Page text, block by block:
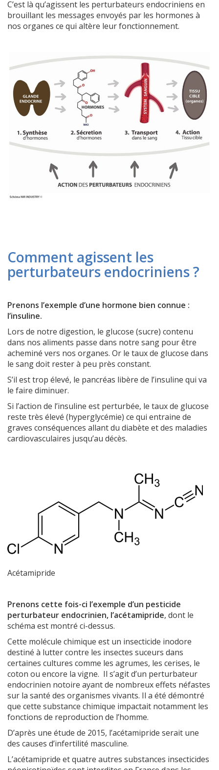
C’est là qu’agissent les perturbateurs endocriniens en
brouillant les messages envoyés par les hormones à
nos organes ce qui altère leur fonctionnement.
Comment agissent les
perturbateurs endocriniens ?
Prenons l’exemple d’une hormone bien connue :
l’insuline.
Lors de notre digestion, le glucose (sucre) contenu
dans nos aliments passe dans notre sang pour être
acheminé vers nos organes. Or le taux de glucose dans
le sang doit rester à peu près constant.
S’il est trop élevé, le pancréas libère de l’insuline qui va
le faire diminuer.
Si l’action de l’insuline est perturbée, le taux de glucose
reste très élevé (hyperglycémie) ce qui entraine de
graves conséquences allant du diabète et des maladies
cardiovasculaires jusqu’au décès.
Acétamipride
Prenons cette fois-ci l’exemple d’un pesticide
perturbateur endocrinien, l’acétamipride, dont le
schéma est montré ci-dessus.
Cette molécule chimique est un insecticide inodore
destiné à lutter contre les insectes suceurs dans
certaines cultures comme les agrumes, les cerises, le
coton ou encore la vigne. Il s’agit d’un perturbateur
endocrinien notoire ayant de nombreux effets néfastes
sur la santé des organismes vivants. Il a été démontré
que cette substance chimique impactait notamment les
fonctions de reproduction de l’homme.
D’après une étude de 2015, l’acétamipride serait une
des causes d’infertilité masculine.
L’acétamipride et quatre autres substances insecticides